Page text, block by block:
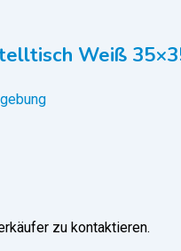
Weiß
zu kontaktieren.